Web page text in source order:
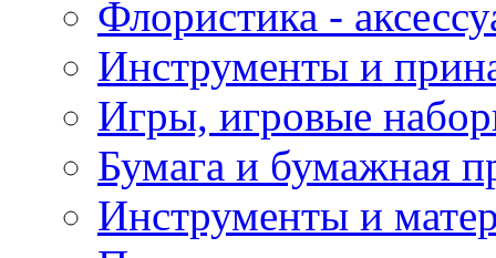
Флористика -
Инструменты и
Игры, игровые
Бумага и бумажная
Инструменты и